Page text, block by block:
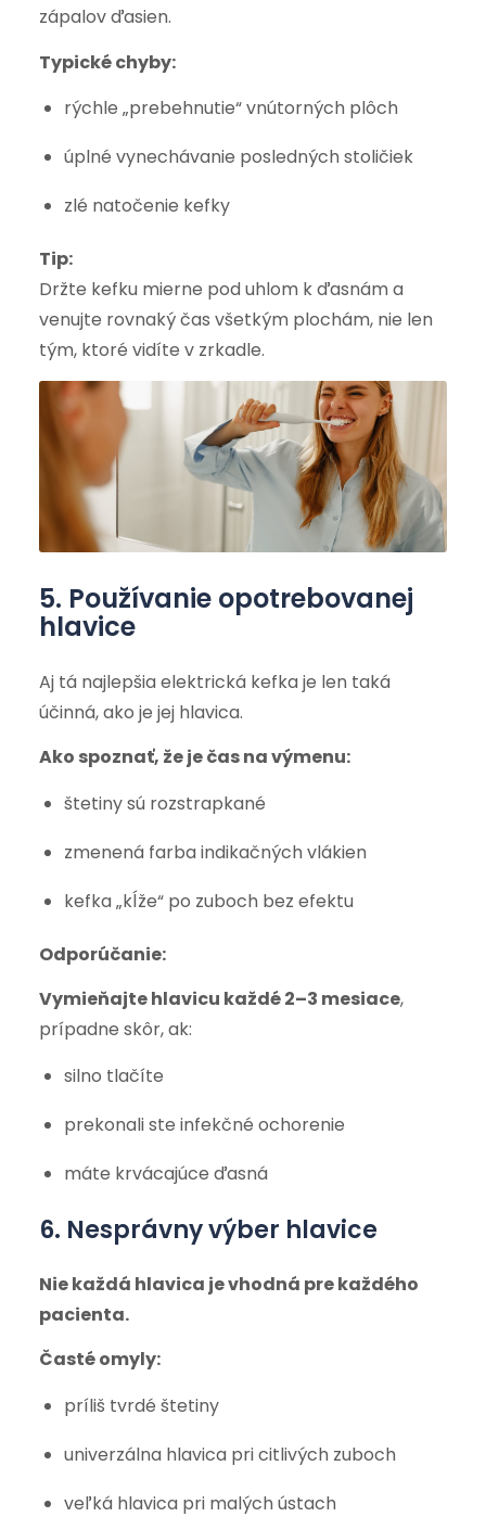
zápalov ďasien.
Typické chyby:
rýchle „prebehnutie“ vnútorných plôch
úplné vynechávanie posledných stoličiek
zlé natočenie kefky
Tip:
Držte kefku mierne pod uhlom k ďasnám a
venujte rovnaký čas všetkým plochám, nie len
tým, ktoré vidíte v zrkadle.
5. Používanie opotrebovanej
hlavice
Aj tá najlepšia elektrická kefka je len taká
účinná, ako je jej hlavica.
Ako spoznať, že je čas na výmenu:
štetiny sú rozstrapkané
zmenená farba indikačných vlákien
kefka „kĺže“ po zuboch bez efektu
Odporúčanie:
Vymieňajte hlavicu každé 2–3 mesiace,
prípadne skôr, ak:
silno tlačíte
prekonali ste infekčné ochorenie
máte krvácajúce ďasná
6. Nesprávny výber hlavice
Nie každá hlavica je vhodná pre každého
pacienta.
Časté omyly:
príliš tvrdé štetiny
univerzálna hlavica pri citlivých zuboch
veľká hlavica pri malých ústach